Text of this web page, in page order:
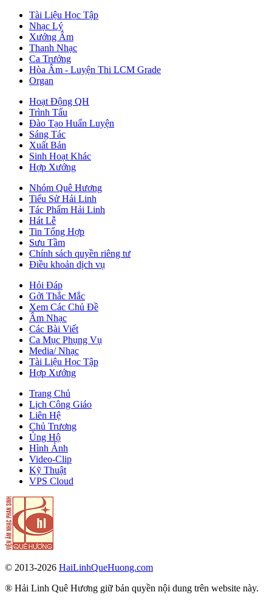
Tài Liệu Học Tập
Nhạc Lý
Xướng Âm
Thanh Nhạc
Ca Trưởng
Hòa Âm - Luyện Thi LCM Grade
Organ
Hoạt Động QH
Trình Tấu
Đào Tạo Huấn Luyện
Sáng Tác
Xuất Bản
Sinh Hoạt Khác
Hợp Xướng
Nhóm Quê Hương
Tiểu Sử Hải Linh
Tác Phẩm Hải Linh
Hát Lễ
Tin Tổng Hợp
Sưu Tầm
Chính sách quyền riêng tư
Điều khoản dịch vụ
Hỏi Đáp
Gởi Thắc Mắc
Xem Các Chủ Đề
Âm Nhạc
Các Bài Viết
Ca Mục Phụng Vụ
Media/ Nhạc
Tài Liệu Học Tập
Hợp Xướng
Trang Chủ
Lịch Công Giáo
Liên Hệ
Chủ Trương
Ủng Hộ
Hình Ảnh
Video-Clip
Kỹ Thuật
VPS Cloud
© 2013-2026 HaiLinhQueHuong.com
® Hải Linh Quê Hương giữ bản quyền nội dung trên website này.